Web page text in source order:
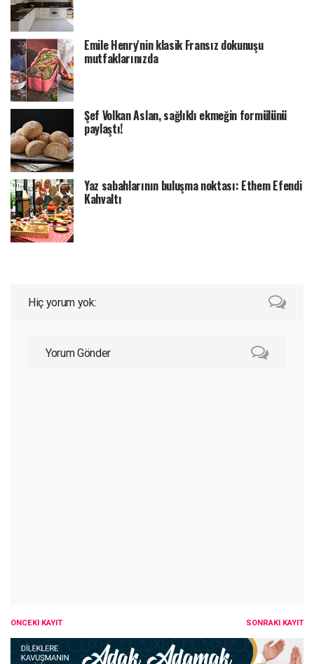
Emile Henry'nin klasik Fransız dokunuşu
mutfaklarınızda
Şef Volkan Aslan, sağlıklı ekmeğin formülünü
paylaştı!
Yaz sabahlarının buluşma noktası: Ethem Efendi
Kahvaltı
Hiç yorum yok:
Yorum Gönder
SONRAKI KAYIT
ÖNCEKI KAYIT